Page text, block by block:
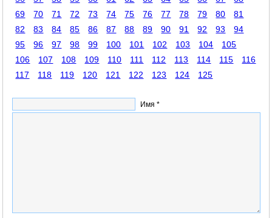
69
70 71 72 73 74 75 76 77 78 79 80
81
82
83 84 85 86 87 88 89 90 91 92 93
94
95
96 97 98 99 100 101 102 103 104
105
106
107 108 109 110 111 112 113 114 115
116
117
118 119 120 121 122 123 124 125
Имя *